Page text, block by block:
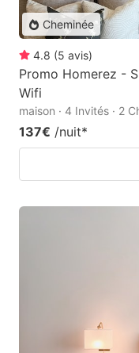
Cheminée
4.8 (5 avis)
Promo Homerez -
Wifi
maison · 4 Invités · 2
137€ /nuit*